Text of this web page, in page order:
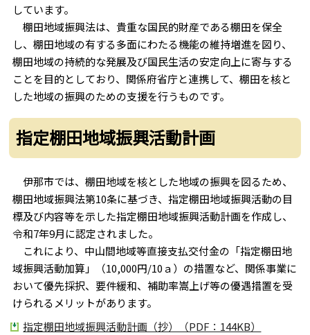
しています。
棚田地域振興法は、貴重な国民的財産である棚田を保全
し、棚田地域の有する多面にわたる機能の維持増進を図り、
棚田地域の持続的な発展及び国民生活の安定向上に寄与する
ことを目的としており、関係府省庁と連携して、棚田を核と
した地域の振興のための支援を行うものです。
指定棚田地域振興活動計画
伊那市では、棚田地域を核とした地域の振興を図るため、
棚田地域振興法第10条に基づき、指定棚田地域振興活動の目
標及び内容等を示した指定棚田地域振興活動計画を作成し、
令和7年9月に認定されました。
これにより、中山間地域等直接支払交付金の「指定棚田地
域振興活動加算」（10,000円/10ａ）の措置など、関係事業に
おいて優先採択、要件緩和、補助率嵩上げ等の優遇措置を受
けられるメリットがあります。
指定棚田地域振興活動計画（抄）（PDF：144KB）